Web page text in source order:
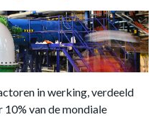
in werking, verdeeld
10% van de mondiale